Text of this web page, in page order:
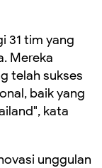
31 tim yang
Mereka
telah sukses
baik yang
kata
unggulan